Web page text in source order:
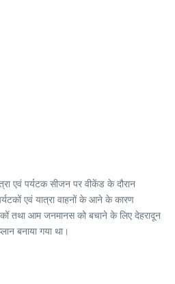
एवं पर्यटक सीजन पर वीकेंड के दौरान
एवं यात्रा वाहनों के आने के कारण
तथा आम जनमानस को बचाने के लिए देहरादून
बनाया गया था।